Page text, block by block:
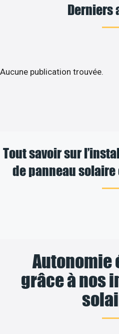
Derniers
Aucune publication trouvée.
Tout savoir sur
de panneau
grâce à nos